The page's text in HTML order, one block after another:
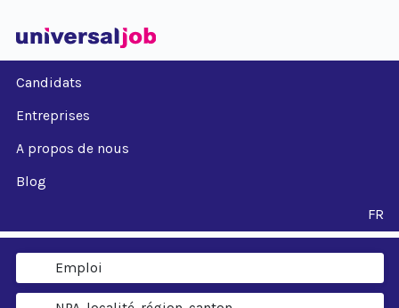
Candidats
Entreprises
A propos de nous
Blog
FR